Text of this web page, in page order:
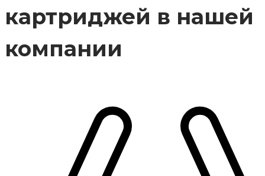
картриджей в нашей
компании